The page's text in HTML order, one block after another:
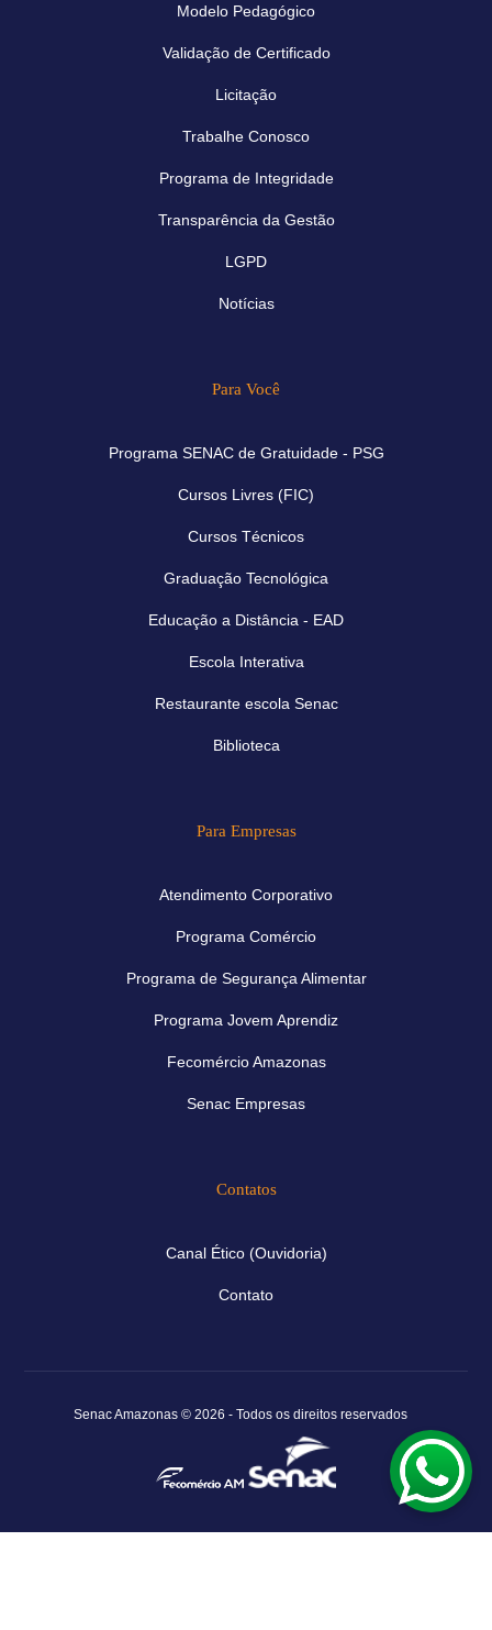
Modelo Pedagógico
Validação de Certificado
Licitação
Trabalhe Conosco
Programa de Integridade
Transparência da Gestão
LGPD
Notícias
Para Você
Programa SENAC de Gratuidade - PSG
Cursos Livres (FIC)
Cursos Técnicos
Graduação Tecnológica
Educação a Distância - EAD
Escola Interativa
Restaurante escola Senac
Biblioteca
Para Empresas
Atendimento Corporativo
Programa Comércio
Programa de Segurança Alimentar
Programa Jovem Aprendiz
Fecomércio Amazonas
Senac Empresas
Contatos
Canal Ético (Ouvidoria)
Contato
Senac Amazonas © 2026 - Todos os direitos reservados